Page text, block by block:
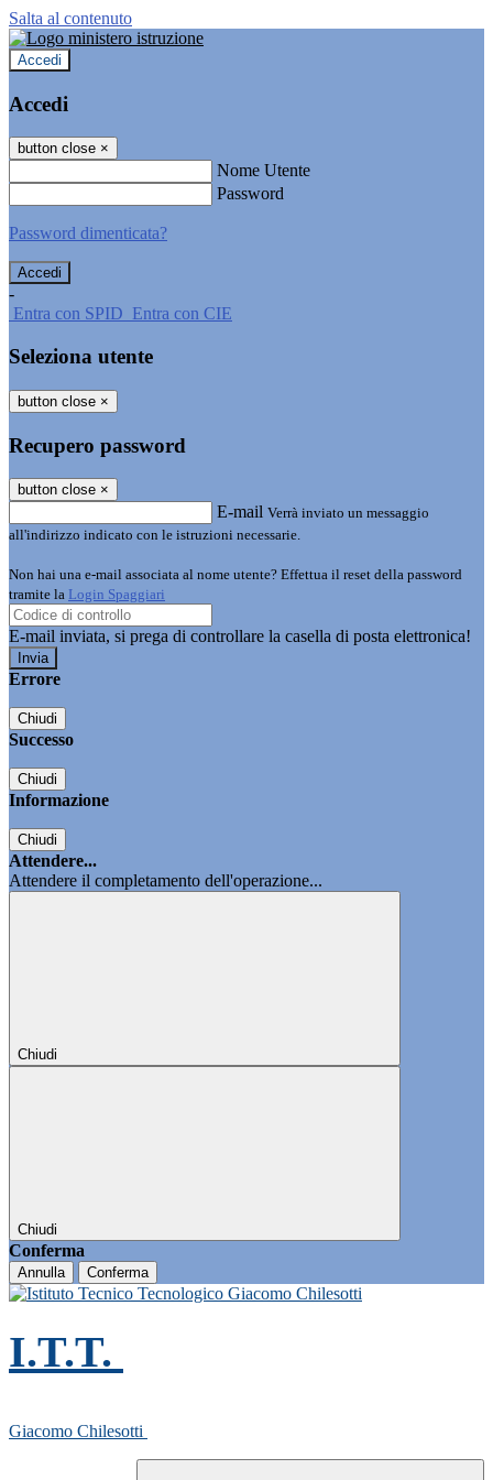
Salta al contenuto
Accedi
Accedi
button close ×
Nome Utente
Password
Password dimenticata?
-
Entra con SPID Entra con CIE
Seleziona utente
button close ×
Recupero password
button close ×
E-mail Verrà inviato un messaggio
all'indirizzo indicato con le istruzioni necessarie.
Non hai una e-mail associata al nome utente? Effettua il reset della password
tramite la Login Spaggiari
E-mail inviata, si prega di controllare la casella di posta elettronica!
Errore
Chiudi
Successo
Chiudi
Informazione
Chiudi
Attendere...
Attendere il completamento dell'operazione...
Chiudi
Chiudi
Conferma
Annulla Conferma
I.T.T.
Giacomo Chilesotti